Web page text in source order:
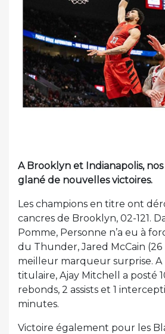
A Brooklyn et Indianapolis,
glané de nouvelles victoires.
Les champions en titre ont
cancres de Brooklyn, 02-121.
Pomme, Personne n’a eu à
du Thunder, Jared McCain
meilleur marqueur surprise. A
titulaire, Ajay Mitchell a posté
rebonds, 2 assists et 1
minutes.
Victoire également pour les